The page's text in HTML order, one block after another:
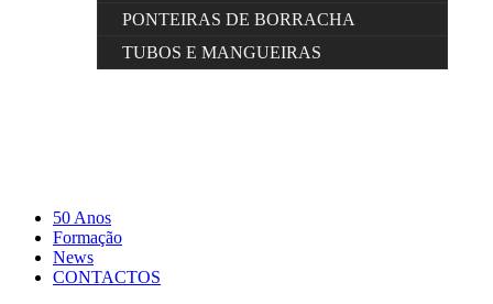
PONTEIRAS DE BORRACHA
TUBOS E MANGUEIRAS
50 Anos
Formação
News
CONTACTOS